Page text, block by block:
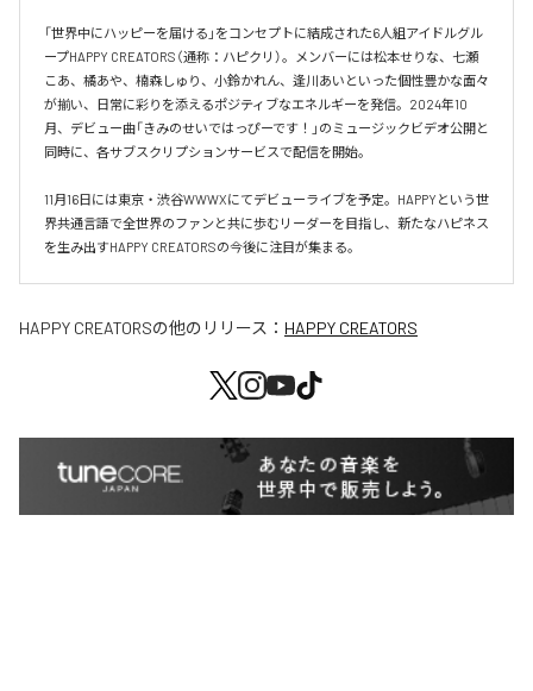
「世界中にハッピーを届ける」をコンセプトに結成された6人組アイドルグル
ープHAPPY CREATORS（通称：ハピクリ）。メンバーには松本せりな、七瀬
こあ、橘あや、楠森しゅり、小鈴かれん、逢川あいといった個性豊かな面々
が揃い、日常に彩りを添えるポジティブなエネルギーを発信。2024年10
月、デビュー曲「きみのせいではっぴーです！」のミュージックビデオ公開と
同時に、各サブスクリプションサービスで配信を開始。
11月16日には東京・渋谷WWWXにてデビューライブを予定。HAPPYという世
界共通言語で全世界のファンと共に歩むリーダーを目指し、新たなハピネス
を生み出すHAPPY CREATORSの今後に注目が集まる。
HAPPY CREATORSの他のリリース： HAPPY CREATORS